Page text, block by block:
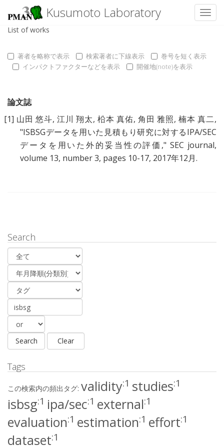
Kusumoto Laboratory
List of works
著者を略称で表示 検索著者に下線表示
巻号を短く表示
インパクトファクターなどを表示
開催地(note)を表示
論文誌
[1] 山田 悠斗, 江川 翔太, 柗本 真佑, 角田 雅照, 楠本 真二,
"ISBSGデータを用いた見積もり研究に対するIPA/SEC
データを用いた外的妥当性の評価 ," SEC journal,
volume 13, number 3, pages 10-17, 2017年12月.
Search
Tags
この検索内の頻出タグ: validity:1 studies:1
isbsg:1 ipa/sec:1 external:1
evaluation:1 estimation:1 effort:1
dataset:1